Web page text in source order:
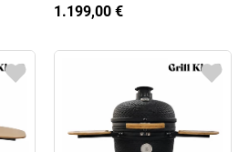
1.199,00 €